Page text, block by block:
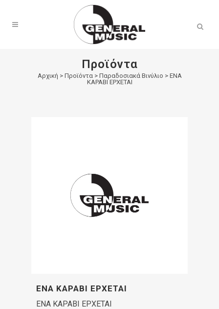
Προϊόντα
Αρχική > Προϊόντα> Παραδοσιακά Βινύλιο > ΕΝΑ
ΚΑΡΑΒΙ ΕΡΧΕΤΑΙ
ΕΝΑ ΚΑΡΑΒΙ ΕΡΧΕΤΑΙ
ΕΝΑ ΚΑΡΑΒΙ ΕΡΧΕΤΑΙ